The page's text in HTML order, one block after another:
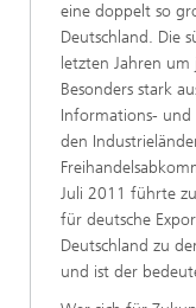
eine doppelt so
Deutschland. Die
letzten Jahren
Besonders stark
Informations-
den
Juli 2011 führte
für deutsche
Deutschland zu
und ist der